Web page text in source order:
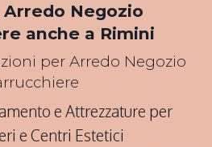
Negozio
anche a Rimini
per Arredo Negozio
e Attrezzature per
e Centri Estetici